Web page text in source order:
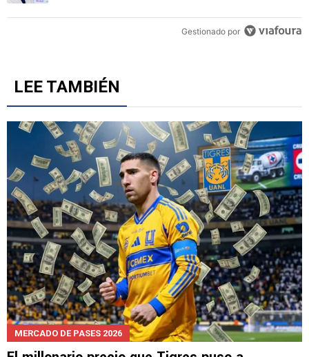
Gestionado por
LEE TAMBIÉN
MERCADO DE PASES 2026